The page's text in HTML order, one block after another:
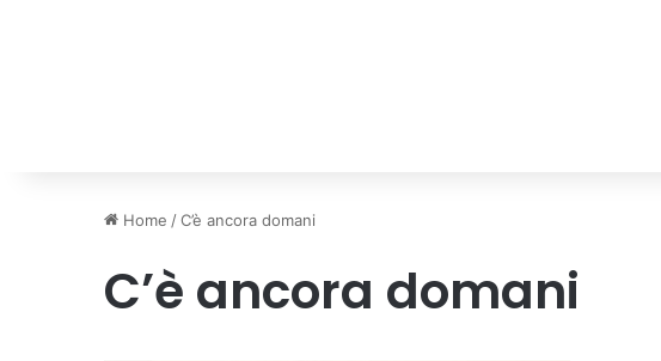
Home /C’è ancora domani
C’è ancora domani